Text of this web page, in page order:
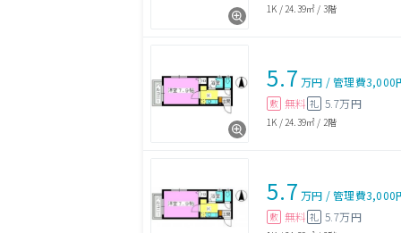
1K / 24.39㎡ / 3階
5.7 万円 /管理費3,000
敷 無料 礼 5.7万円
1K / 24.39㎡ / 2階
5.7 万円 /管理費3,000
敷 無料 礼 5.7万円